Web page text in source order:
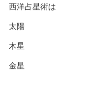
西洋占星術は
太陽
木星
金星